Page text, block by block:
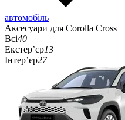
автомобіль
Аксесуари для Corolla Cross
Всі40
Екстер’єр13
Інтер’єр27